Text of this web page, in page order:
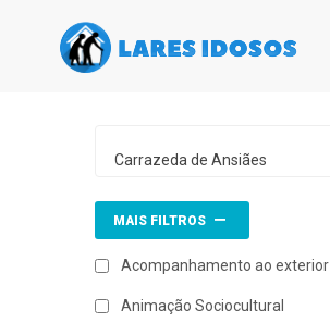
Carrazeda de Ansiães
MAIS FILTROS
Acompanhamento ao exterior
Animação Sociocultural